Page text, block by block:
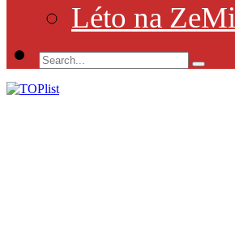
Léto na ZeMi